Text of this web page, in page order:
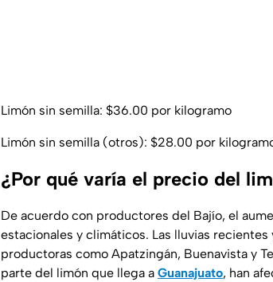
Limón sin semilla: $36.00 por kilogramo
Limón sin semilla (otros): $28.00 por
¿Por qué varía el precio del
De acuerdo con productores del Bajío, el
estacionales y climáticos. Las lluvias
productoras como Apatzingán, Buenavista y
parte del limón que llega a Guanajuato, han